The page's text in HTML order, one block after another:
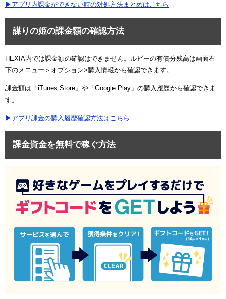
▶アプリ内課金ができない時の対処方法まとめはこちら
謀りの姫の課金額の確認方法
HEXIA内では課金額の確認はできません。ルビーの有償分残高は画面右
下のメニュー＞オプション>購入情報から確認できます。
課金額は「iTunes Store」や「Google Play」の購入履歴から確認できま
す。
▶アプリ課金の購入履歴確認方法はこちら
課金資金を無料で稼ぐ方法